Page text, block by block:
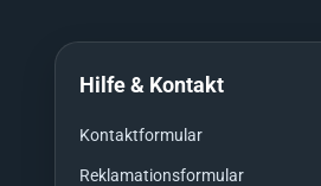
Hilfe & Kontakt
Kontaktformular
Reklamationsformular